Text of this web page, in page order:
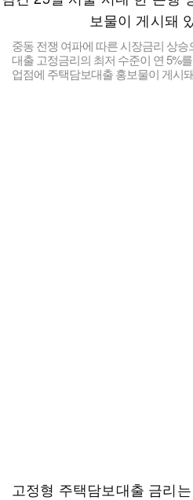
중동 전쟁 여파에 따른 시장금리 상
대출 고정금리의 최저 수준이 연 5%
업점에 주택담보대출 홍보물이 게시
고정형 주택담보대출 금리